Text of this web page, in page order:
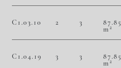
C1.03.10 2 3
87.85
m 2
C1.04.19 3 3
87.85
m 2